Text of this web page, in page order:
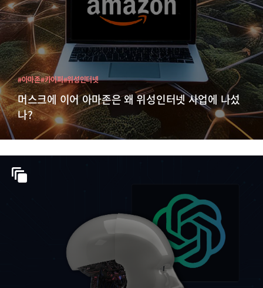
머스크에 이어 아마존은 왜 위성인터넷 사업에 나섰
나?
#아마존#카이퍼#위성인터넷